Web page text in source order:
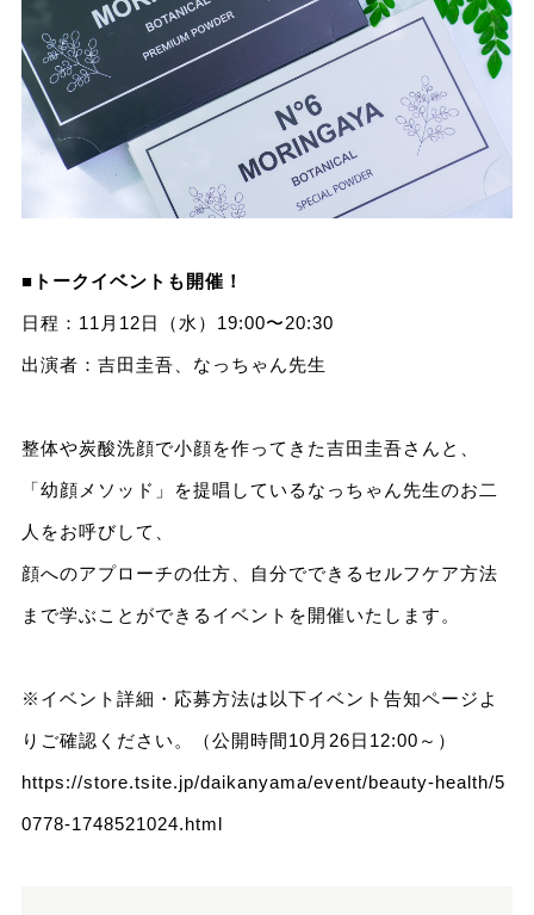
■トークイベントも開催！
日程：11月12日（水）19:00〜20:30
出演者：吉田圭吾、なっちゃん先生
整体や炭酸洗顔で小顔を作ってきた吉田圭吾さんと、
「幼顔メソッド」を提唱しているなっちゃん先生のお二
人をお呼びして、
顔へのアプローチの仕方、自分でできるセルフケア方法
まで学ぶことができるイベントを開催いたします。
※イベント詳細・応募方法は以下イベント告知ページよ
りご確認ください。（公開時間10月26日12:00～）
https://store.tsite.jp/daikanyama/event/beauty-health/5
0778-1748521024.html